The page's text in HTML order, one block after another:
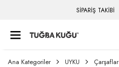
SİPARİŞ TAKİBİ
Ana Kategoriler UYKU Çarşaflar